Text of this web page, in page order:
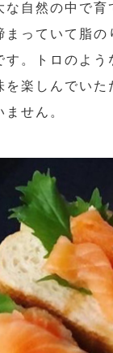
自然の中で
まっていて脂
。トロのよう
楽しんでい
せん。